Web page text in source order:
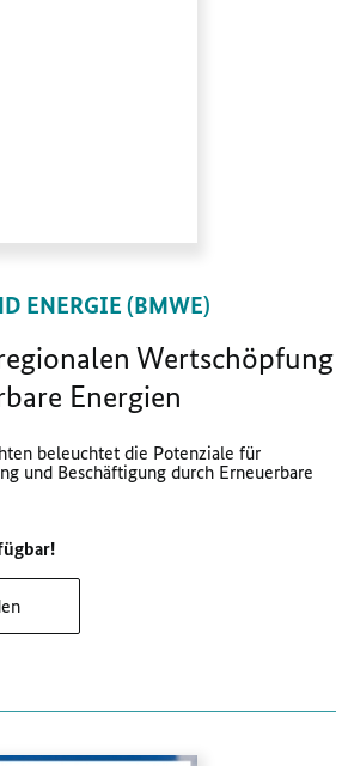
ENERGIE (BMWE)
Wertschöpfung
Energien
beleuchtet die Potenziale für
und Beschäftigung durch Erneuerbare